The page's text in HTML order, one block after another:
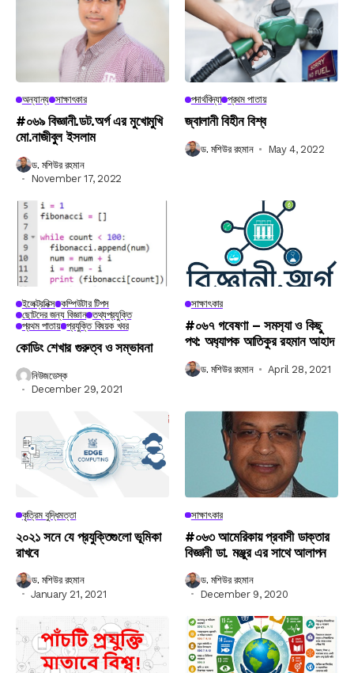
অন্যান্য সাক্ষাৎকার
#০৬৯ বিজ্ঞানী.ডট.অর্গ এর মুখোমুখি
মো.নাজীবুল ইসলাম
ড. মশিউর রহমান
November 17, 2022
পদার্থবিদ্যা প্রথম পাতায়
জ্বালানী বিহীন বিশ্ব
ড. মশিউর রহমান May 4, 2022
ইলেক্ট্রনিক্স কম্পিউটার টিপস
ছোটদের জন্য বিজ্ঞান তথ্যপ্রযুক্তি
প্রথম পাতায় প্রযুক্তি বিষয়ক খবর
কোডিং শেখার গুরুত্ব ও সম্ভাবনা
নিউজডেস্ক
December 29, 2021
সাক্ষাৎকার
#০৬৭ গবেষণা – সমস‍্যা ও কিছু
পথ: অধ‍্যাপক আতিকুর রহমান আহাদ
ড. মশিউর রহমান April 28, 2021
কৃত্রিম বুদ্ধিমত্তা
২০২১ সনে যে প্রযুক্তিগুলো ভূমিকা
রাখবে
ড. মশিউর রহমান
January 21, 2021
সাক্ষাৎকার
#০৬৩ আমেরিকায় প্রবাসী ডাক্তার
বিজ্ঞানী ডা. মঞ্জুর এর সাথে আলাপন
ড. মশিউর রহমান
December 9, 2020